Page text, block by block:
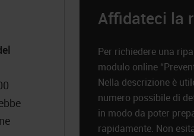
Affidateci la
Per richiedere una
modulo online
Nella descrizione è
numero possibile di
in modo da poter
rapidamente. Non